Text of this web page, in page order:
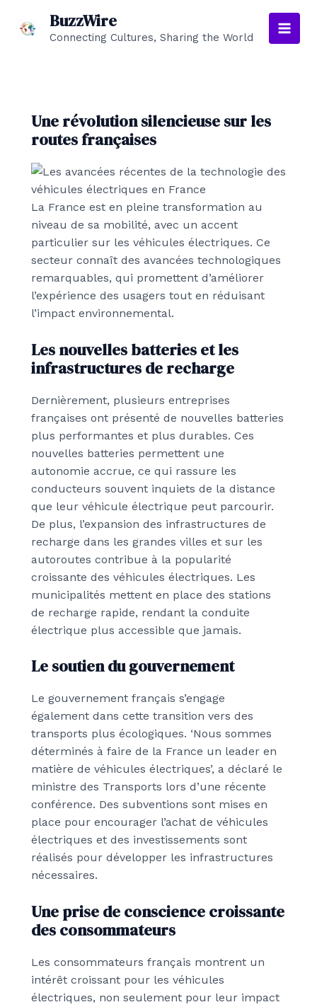
BuzzWire
Connecting Cultures, Sharing the World
Main
Une révolution silencieuse sur les
routes françaises
La France est en pleine transformation au
niveau de sa mobilité, avec un accent
particulier sur les véhicules électriques. Ce
secteur connaît des avancées technologiques
remarquables, qui promettent d’améliorer
l’expérience des usagers tout en réduisant
l’impact environnemental.
Les nouvelles batteries et les
infrastructures de recharge
Dernièrement, plusieurs entreprises
françaises ont présenté de nouvelles batteries
plus performantes et plus durables. Ces
nouvelles batteries permettent une
autonomie accrue, ce qui rassure les
conducteurs souvent inquiets de la distance
que leur véhicule électrique peut parcourir.
De plus, l’expansion des infrastructures de
recharge dans les grandes villes et sur les
autoroutes contribue à la popularité
croissante des véhicules électriques. Les
municipalités mettent en place des stations
de recharge rapide, rendant la conduite
électrique plus accessible que jamais.
Le soutien du gouvernement
Le gouvernement français s’engage
également dans cette transition vers des
transports plus écologiques. ‘Nous sommes
déterminés à faire de la France un leader en
matière de véhicules électriques’, a déclaré le
ministre des Transports lors d’une récente
conférence. Des subventions sont mises en
place pour encourager l’achat de véhicules
électriques et des investissements sont
réalisés pour développer les infrastructures
nécessaires.
Une prise de conscience croissante
des consommateurs
Les consommateurs français montrent un
intérêt croissant pour les véhicules
électriques, non seulement pour leur impact